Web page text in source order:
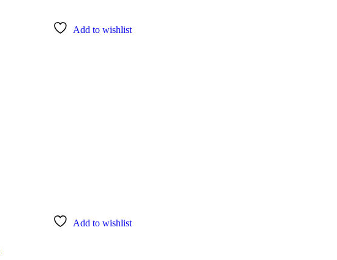
Add to wishlist
Add to wishlist